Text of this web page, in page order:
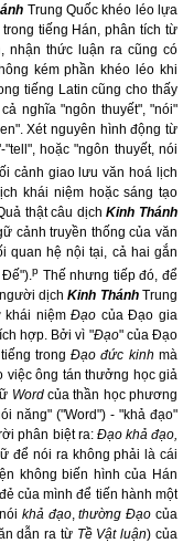
Trung Quốc khéo léo lựa
tiếng Hán, phân tích từ
nhận thức luận ra cũng có
kém phần khéo léo khi
tiếng Latin cũng cho thấy
nghĩa "ngôn thuyết", "nói"
Xét nguyên hình động từ
hoặc "ngôn thuyết, nói
cảnh giao lưu văn hoá lịch
khái niệm hoặc sáng tạo
thật câu dịchKinh Thánh
cảnh truyền thống của văn
quan hệ nội tại, cả hai gắn
Đế").p Thế nhưng tiếp đó, để
người dịchKinh ThánhTrung
khái niệmĐạo của Đạo gia
hợp. Bởi vì "Đạo" của Đạo
trongĐạo đức kinh mà
việc ông tán thưởng học giả
Wordcủa thần học phương
năng" ("Word") - "khả đạo"
phân biệt ra: Đạo khả đạo,
để nói ra không phải là cái
không biến hình của Hán
của mình để tiến hành một
khả đạo,thường Đạo của
dẫn ra từ Tề Vật luận) của